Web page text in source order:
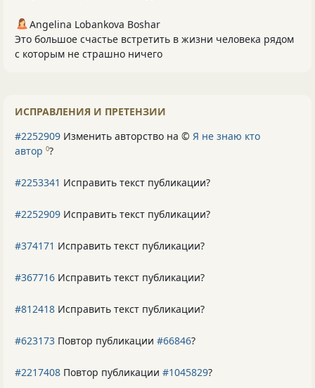
Angelina Lobankova Boshar
Это большое счастье встретить в жизни человека рядом
с которым не страшно ничего
ИСПРАВЛЕНИЯ И ПРЕТЕНЗИИ
#2252909 Изменить авторство на © Я не знаю кто
автор 0?
#2253341 Исправить текст публикации?
#2252909 Исправить текст публикации?
#374171 Исправить текст публикации?
#367716 Исправить текст публикации?
#812418 Исправить текст публикации?
#623173 Повтор публикации #66846?
#2217408 Повтор публикации #1045829?